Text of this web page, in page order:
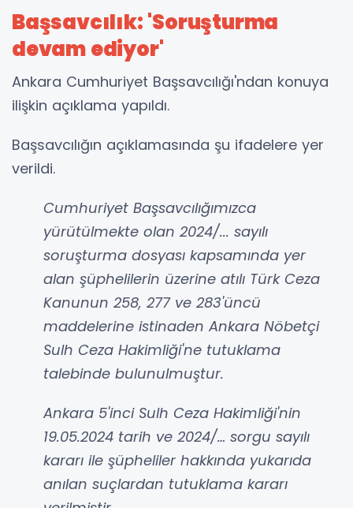
Başsavcılık: 'Soruşturma
devam ediyor'
Ankara Cumhuriyet Başsavcılığı'ndan konuya
ilişkin açıklama yapıldı.
Başsavcılığın açıklamasında şu ifadelere yer
verildi.
Cumhuriyet Başsavcılığımızca
yürütülmekte olan 2024/... sayılı
soruşturma dosyası kapsamında yer
alan şüphelilerin üzerine atılı Türk Ceza
Kanunun 258, 277 ve 283'üncü
maddelerine istinaden Ankara Nöbetçi
Sulh Ceza Hakimliği'ne tutuklama
talebinde bulunulmuştur.
Ankara 5'inci Sulh Ceza Hakimliği'nin
19.05.2024 tarih ve 2024/… sorgu sayılı
kararı ile şüpheliler hakkında yukarıda
anılan suçlardan tutuklama kararı